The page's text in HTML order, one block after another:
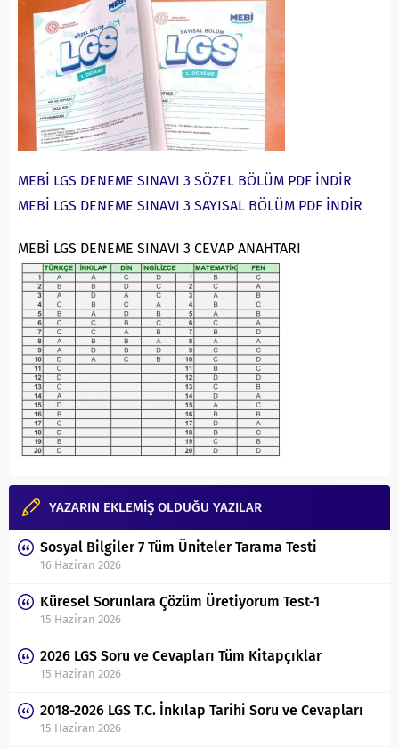
MEBİ LGS DENEME SINAVI 3 SÖZEL BÖLÜM PDF İNDİR
MEBİ LGS DENEME SINAVI 3 SAYISAL BÖLÜM PDF İNDİR
MEBİ LGS DENEME SINAVI 3 CEVAP ANAHTARI
YAZARIN EKLEMİŞ OLDUĞU YAZILAR
Sosyal Bilgiler 7 Tüm Üniteler Tarama Testi
16 Haziran 2026
Küresel Sorunlara Çözüm Üretiyorum Test-1
15 Haziran 2026
2026 LGS Soru ve Cevapları Tüm Kitapçıklar
15 Haziran 2026
2018-2026 LGS T.C. İnkılap Tarihi Soru ve Cevapları
15 Haziran 2026